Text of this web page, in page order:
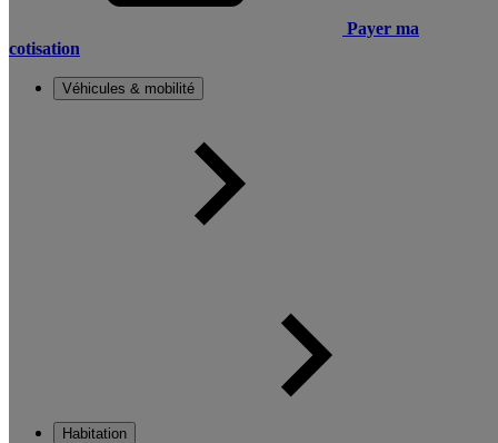
Payer ma
cotisation
Véhicules & mobilité
Habitation